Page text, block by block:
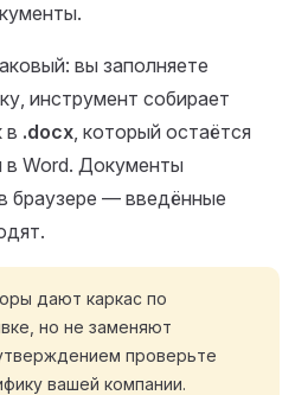
вы заполняете
инструмент собирает
в .docx, который остаётся
в Word. Документы
браузере — введённые
дают каркас по
но не заменяют
проверьте
вашей компании.